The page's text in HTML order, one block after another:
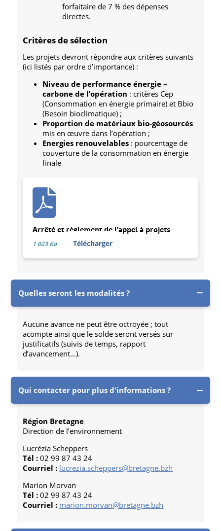
forfaitaire de 7 % des dépenses
directes.
Critères de sélection
Les projets devront répondre aux critères suivants
(ici listés par ordre d’importance) :
Niveau de performance énergie –
carbone de l’opération : critères Cep
(Consommation en énergie primaire) et Bbio
(Besoin bioclimatique) ;
Proportion de matériaux bio-géosourcés
mis en œuvre dans l’opération ;
Energies renouvelables : pourcentage de
couverture de la consommation en énergie
finale
Arrêté et règlement de l'appel à projets
1 023 Ko Télécharger
Quelles seront les modalités ?
Aucune avance ne peut être octroyée ; tout
acompte ainsi que le solde seront versés sur
justificatifs (suivis de temps, rapport
d’avancement…).
Qui contacter pour plus d'informations ?
Région Bretagne
Direction de l’environnement
Lucrézia Scheppers
Tél : 02 99 87 43 24
Courriel : lucrezia.scheppers@bretagne.bzh
Marion Morvan
Tél : 02 99 87 43 24
Courriel : marion.morvan@bretagne.bzh